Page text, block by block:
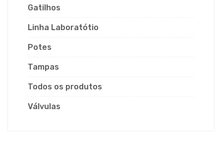
Gatilhos
Linha Laboratótio
Potes
Tampas
Todos os produtos
Válvulas